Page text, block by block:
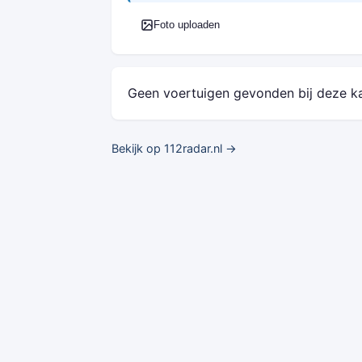
Foto uploaden
Geen voertuigen gevonden bij deze
Bekijk op 112radar.nl →